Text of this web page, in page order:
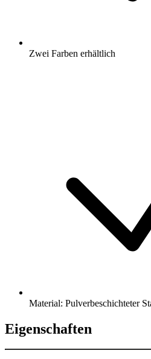
Zwei Farben erhältlich
Material: Pulverbeschichteter
Eigenschaften